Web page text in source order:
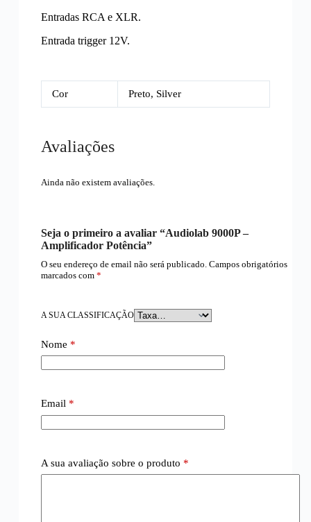
Entradas RCA e XLR.
Entrada trigger 12V.
Cor Preto, Silver
Avaliações
Ainda não existem avaliações.
Seja o primeiro a avaliar “Audiolab 9000P –
Amplificador Potência”
O seu endereço de email não será publicado. Campos obrigatórios
marcados com *
A SUA CLASSIFICAÇÃO
Nome *
Email*
A sua avaliação sobre o produto *